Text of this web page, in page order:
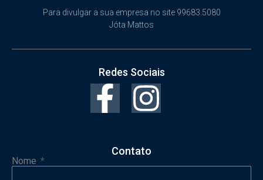
Para divulgar a sua empresa no site 99683.5080
Jóta Mattos
Redes Sociais
Contato
Nome